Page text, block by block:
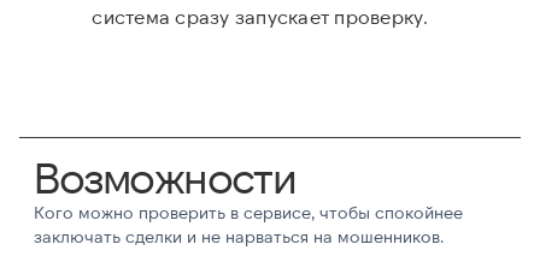
система сразу запускает проверку.
Возможности
Кого можно проверить в сервисе, чтобы спокойнее
заключать сделки и не нарваться на мошенников.